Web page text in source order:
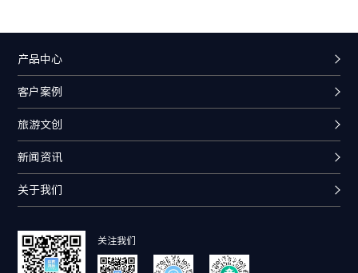
产品中心
客户案例
旅游文创
新闻资讯
关于我们
关注我们